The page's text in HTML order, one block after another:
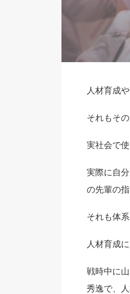
人材育成
それもそ
実社会で
実際に自
の先輩の
それも体
人材育成
戦時中に
秀逸で、